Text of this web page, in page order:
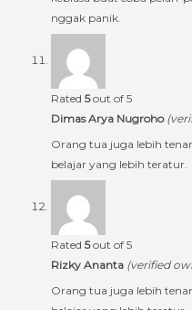
nggak panik.
Rated 5out of 5
Dimas Arya Nugroho
Orang tua juga lebih
belajar yang lebih teratur.
Rated 5out of 5
Rizky Ananta (verified
Orang tua juga lebih